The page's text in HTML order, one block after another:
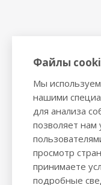
Файлы
Мы
нашими
для анализа
позволяет нам
просмотр
принимаете
подробные